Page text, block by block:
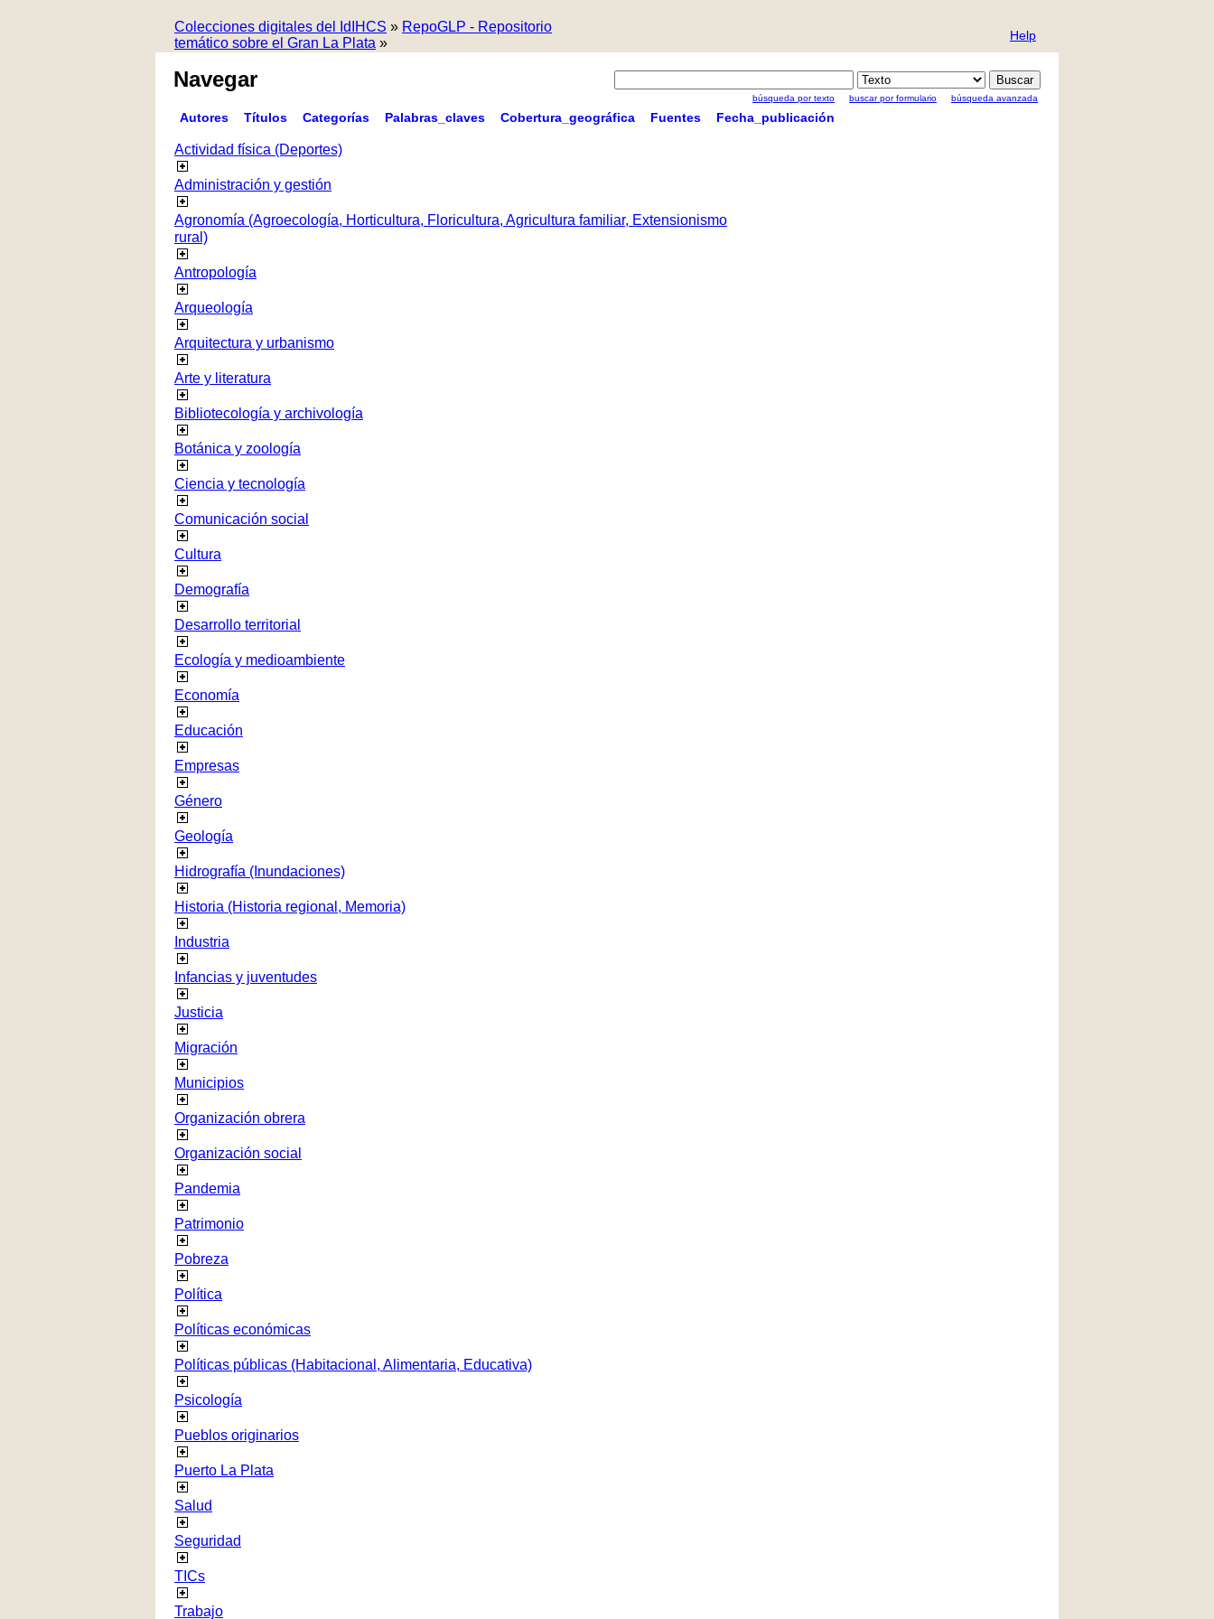
Colecciones digitales del IdIHCS » RepoGLP - Repositorio
temático sobre el Gran La Plata » Help
Navegar
búsqueda por texto buscar por formulario búsqueda avanzada
Autores Títulos Categorías Palabras_claves Cobertura_geográfica Fuentes Fecha_publicación
Actividad física (Deportes)
Administración y gestión
Agronomía (Agroecología, Horticultura, Floricultura, Agricultura familiar, Extensionismo
rural)
Antropología
Arqueología
Arquitectura y urbanismo
Arte y literatura
Bibliotecología y archivología
Botánica y zoología
Ciencia y tecnología
Comunicación social
Cultura
Demografía
Desarrollo territorial
Ecología y medioambiente
Economía
Educación
Empresas
Género
Geología
Hidrografía (Inundaciones)
Historia (Historia regional, Memoria)
Industria
Infancias y juventudes
Justicia
Migración
Municipios
Organización obrera
Organización social
Pandemia
Patrimonio
Pobreza
Política
Políticas económicas
Políticas públicas (Habitacional, Alimentaria, Educativa)
Psicología
Pueblos originarios
Puerto La Plata
Salud
Seguridad
TICs
Trabajo